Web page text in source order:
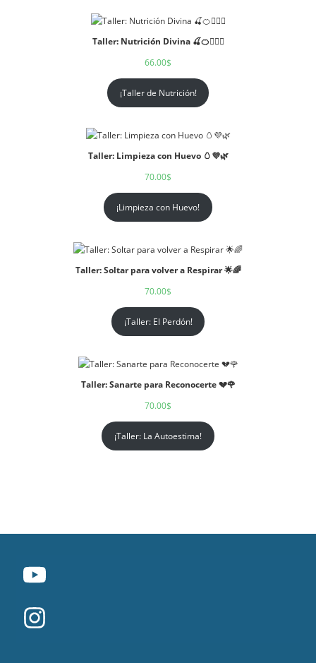
Taller: Nutrición Divina 🍒🍊🧘🏻‍♀️
66.00$
¡Taller de Nutrición!
Taller: Limpieza con Huevo 🥚💜🌿
70.00$
¡Limpieza con Huevo!
Taller: Soltar para volver a Respirar 🌟🌈
70.00$
¡Taller: El Perdón!
Taller: Sanarte para Reconocerte 💔🌹
70.00$
¡Taller: La Autoestima!